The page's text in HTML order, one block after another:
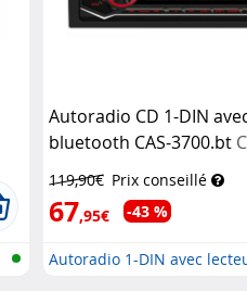
Autoradio CD 1-DIN
bluetooth CAS-3700.bt
119,90€ Prix conseillé
67,95€ -43 %
Autoradio 1-DIN avec